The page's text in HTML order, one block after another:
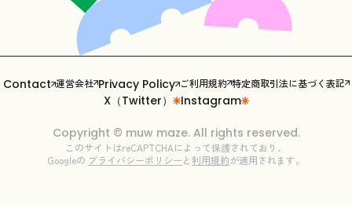
Copyright ©︎ muw maze. All rights reserved.
X（Twitter） Instagram
Contact 運営会社 Privacy Policy ご利用規約 特定商取引法に基づく表記
このサイトはreCAPTCHAによって保護されており、
Googleの プライバシーポリシーと 利用規約が適用されます。